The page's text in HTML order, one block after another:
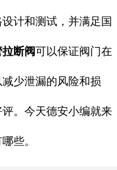
计和测试，并满足国
断阀可以保证阀门在
少泄漏的风险和损
。今天德安小编就来
些。